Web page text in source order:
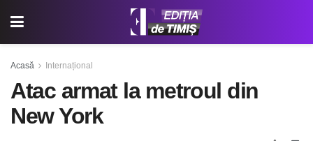
Acasă Internațional
Atac armat la metroul din
New York